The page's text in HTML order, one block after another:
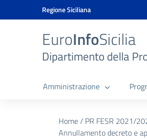
Vai ai contenuti
Vai al menu di navigazione
Vai al banner delle Cookie Policy
Regione Siciliana
EuroInfoSicilia
Dipartimento della
Amministrazione
Home/ PR FESR 2021/
Annullamento decreto e